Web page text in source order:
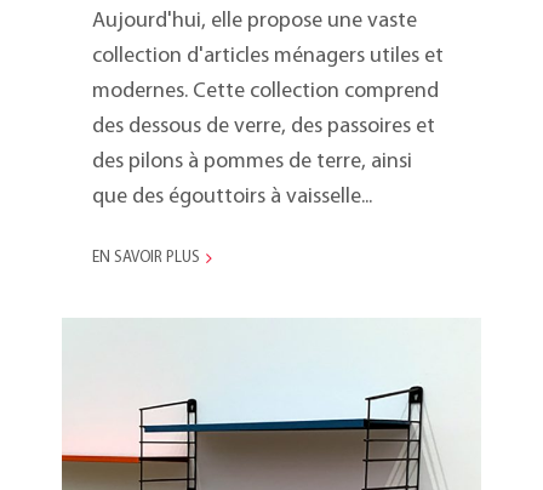
Aujourd'hui, elle propose une vaste
collection d'articles ménagers utiles et
modernes. Cette collection comprend
des dessous de verre, des passoires et
des pilons à pommes de terre, ainsi
que des égouttoirs à vaisselle...
EN SAVOIR PLUS